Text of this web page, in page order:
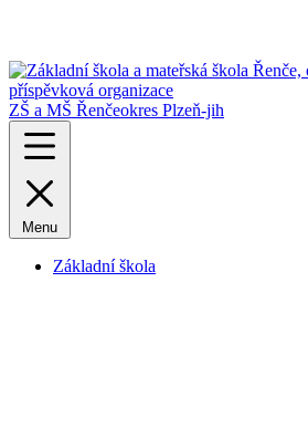
ZŠ a MŠ Řenčeokres Plzeň-jih
Menu
Základní škola